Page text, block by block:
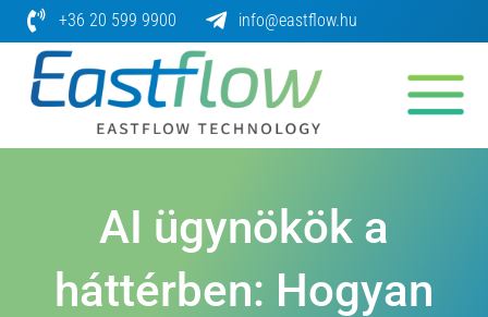
Skip
to
content
+36 20 599 9900 info@eastflow.hu
AI ügynökök a
háttérben: Hogyan